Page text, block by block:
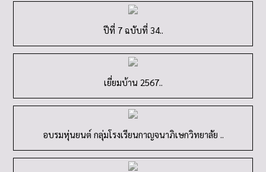
อบรมหุ่นยนต์ กลุ่มโรงเรียนกาญจนาภิเษกวิทยาลัย ..
ปีที่ 7 ฉบับที่ 35..
ปีที่ 7 ฉบับที่ 33..